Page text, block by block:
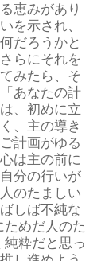
恵みがあり
を示され、
だろうかと
らにそれを
みたら、そ
あなたの計
、初めに立
、主の導き
計画がゆる
は主の前に
分の行いが
のたましい
しば不純な
ためだ人のた
純粋だと思っ